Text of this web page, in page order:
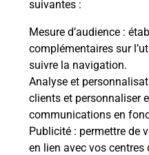
suivantes :
Mesure d’audience :
complémentaires sur
suivre la navigation.
Analyse et
clients et personnaliser
communications en
Publicité : permettre de
en lien avec vos centres
La Poste
en ligne
Ouvert 24h/24
En savoir plus